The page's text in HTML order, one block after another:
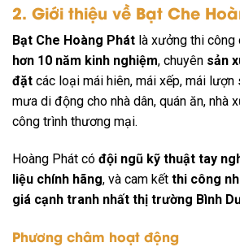
2. Giới thiệu về Bạt Che
Bạt Che Hoàng Phát là xưởng thi công
hơn 10 năm kinh nghiệm, chuyên sản
đặt các loại mái hiên, mái xếp, mái lượn
mưa di động cho nhà dân, quán ăn, nhà
công trình thương mại.
Hoàng Phát có đội ngũ kỹ thuật tay
liệu chính hãng, và cam kết thi công
giá cạnh tranh nhất thị trường Bình
Phương châm hoạt động